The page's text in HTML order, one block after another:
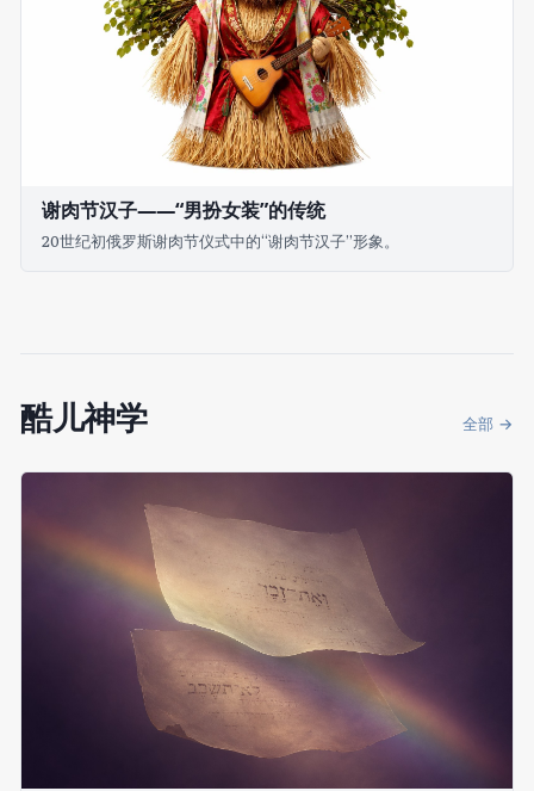
谢肉节汉子——“男扮女装”的传统
20世纪初俄罗斯谢肉节仪式中的“谢肉节汉子”形象。
酷儿神学 全部 →